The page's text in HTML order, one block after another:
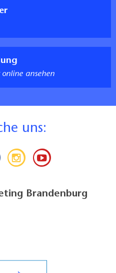
ansehen
uns:
Brandenburg